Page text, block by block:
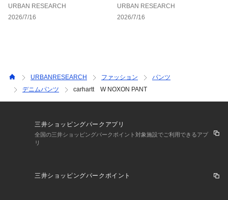
URBAN RESEARCH
2026/7/16
URBAN RESEARCH
2026/7/16
URBANRESEARCH ファッション
パンツ
デニムパンツ
carhartt W NOXON PANT
三井ショッピングパークアプリ
全国の三井ショッピングパークポイント対象施設でご利用できるアプ
リ
三井ショッピングパークポイント